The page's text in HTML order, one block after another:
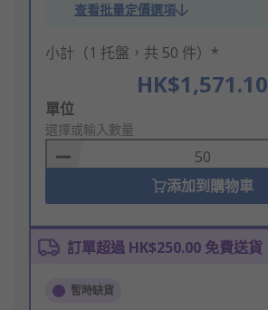
查看批量定價選項
小計（1 托盤，共 50 件）*
HK$1,571.10
Add
to
Basket
單位
選擇或輸入數量
添加到購物車
訂單超過 HK$250.00 免費送貨
暫時缺貨